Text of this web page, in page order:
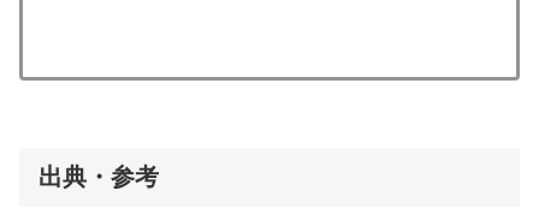
出典・参考